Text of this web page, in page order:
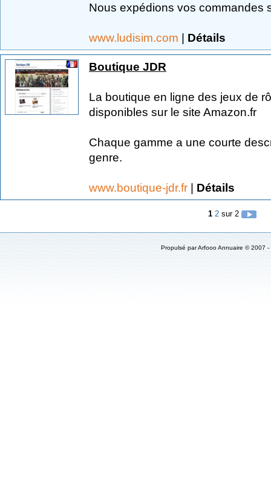
Nous expédions vos commandes
www.ludisim.com | Détails
Boutique JDR
La boutique en ligne des jeux de
disponibles sur le site Amazon.fr
Chaque gamme a une courte
genre.
www.boutique-jdr.fr | Détails
1 2 sur 2
Propulsé parArfooo Annuaire © 2007